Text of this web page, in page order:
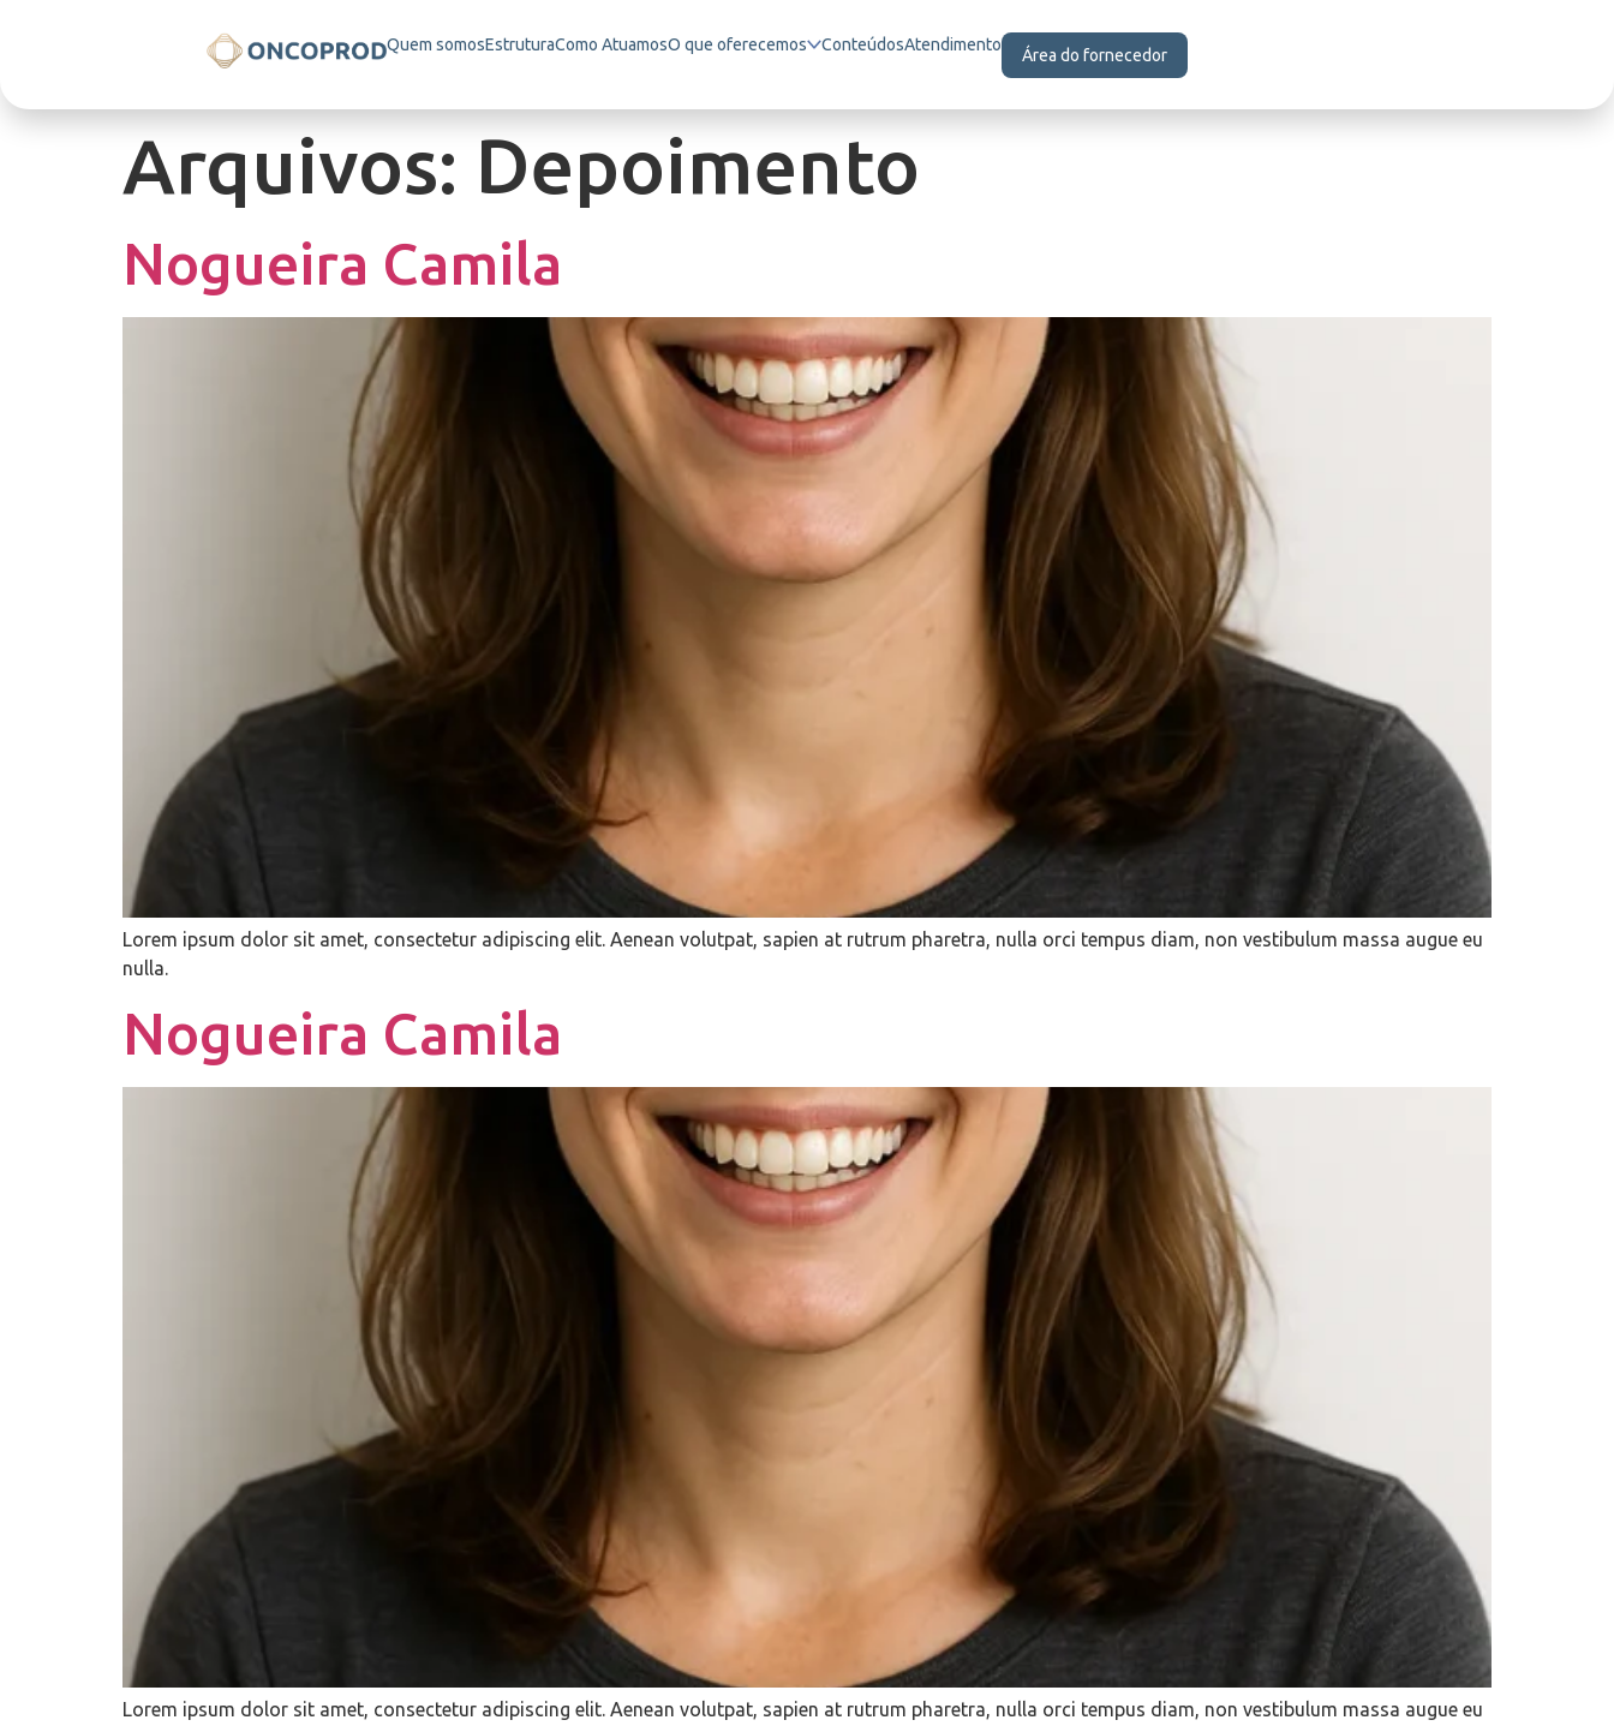
Quem somosEstruturaComo AtuamosO que oferecemos ConteúdosAtendimento
Área do fornecedor
Arquivos: Depoimento
Nogueira Camila
Lorem ipsum dolor sit amet, consectetur adipiscing elit. Aenean volutpat, sapien at rutrum pharetra, nulla orci tempus diam, non vestibulum massa augue eu
nulla.
Nogueira Camila
Lorem ipsum dolor sit amet, consectetur adipiscing elit. Aenean volutpat, sapien at rutrum pharetra, nulla orci tempus diam, non vestibulum massa augue eu